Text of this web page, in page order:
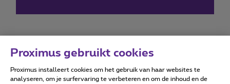
Forumvoorwaarden Accessibility statement
Proximus gebruikt cookies
Proximus installeert cookies om het gebruik van haar websites te
analyseren, om je surfervaring te verbeteren en om de inhoud en de